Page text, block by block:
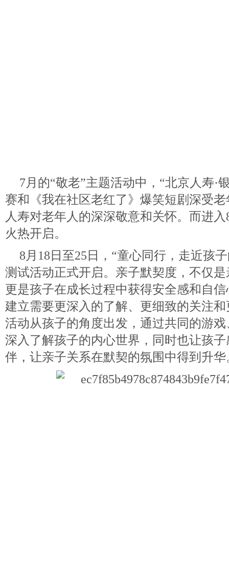
7月的“敬老”主题活动中，“北京人寿·
赛和《我在社区老红了》爆笑短剧深受
人寿对老年人的深深敬意和关怀。而进
火热开启。
8月18日至25日，“童心同行，走近孩
测试活动正式开启。亲子默契度，不仅
更是孩子在成长过程中获得安全感和自
建立需要更深入的了解、更细致的关注
活动从孩子的角度出发，通过共同的游
深入了解孩子的内心世界，同时也让孩
伴，让亲子关系在默契的氛围中得到升华